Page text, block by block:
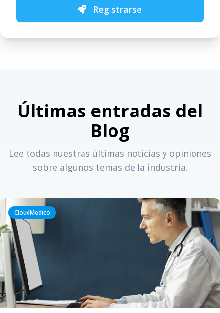
Registrarse
Últimas entradas del
Blog
Lee todas nuestras últimas noticias y opiniones
sobre algunos temas de la industria.
CloudMedico